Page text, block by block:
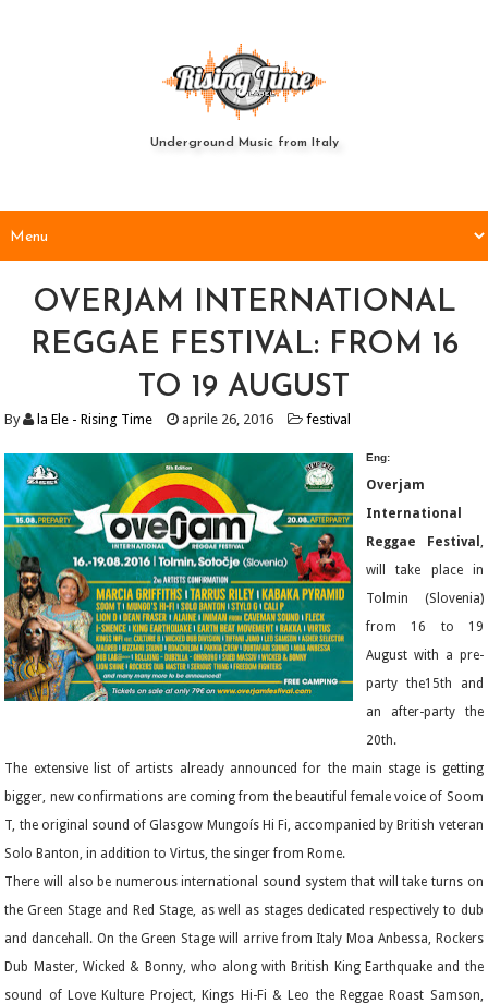
Underground Music from Italy
OVERJAM INTERNATIONAL
REGGAE FESTIVAL: FROM 16
TO 19 AUGUST
By la Ele - Rising Time aprile 26, 2016 festival
Eng:
Overjam
International
Reggae Festival ,
will take place in
Tolmin (Slovenia)
from 16 to 19
August with a pre-
party the15th and
an after-party the
20th.
The extensive list of artists already announced for the main stage is getting
bigger, new confirmations are coming from the beautiful female voice of Soom
T, the original sound of Glasgow Mungoís Hi Fi, accompanied by British veteran
Solo Banton, in addition to Virtus, the singer from Rome.
There will also be numerous international sound system that will take turns on
the Green Stage and Red Stage, as well as stages dedicated respectively to dub
and dancehall. On the Green Stage will arrive from Italy Moa Anbessa, Rockers
Dub Master, Wicked & Bonny, who along with British King Earthquake and the
sound of Love Kulture Project, Kings Hi-Fi & Leo the Reggae Roast Samson,